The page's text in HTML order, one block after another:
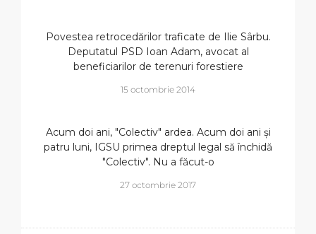
Povestea retrocedărilor traficate de Ilie Sârbu.
Deputatul PSD Ioan Adam, avocat al
beneficiarilor de terenuri forestiere
15 octombrie 2014
Acum doi ani, "Colectiv" ardea. Acum doi ani și
patru luni, IGSU primea dreptul legal să închidă
"Colectiv". Nu a făcut-o
27 octombrie 2017